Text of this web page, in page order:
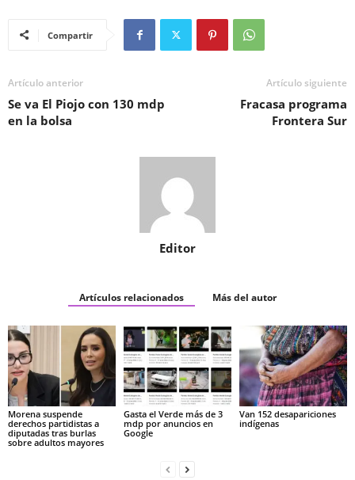
Compartir
Artículo anterior
Se va El Piojo con 130 mdp
en la bolsa
Artículo siguiente
Fracasa programa
Frontera Sur
Editor
Artículos relacionados Más del autor
Morena suspende
derechos partidistas a
diputadas tras burlas
sobre adultos mayores
Gasta el Verde más de 3
mdp por anuncios en
Google
Van 152 desapariciones
indígenas